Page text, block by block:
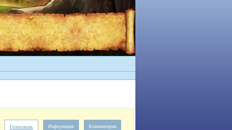
Комментарии
Информация
Голосовать